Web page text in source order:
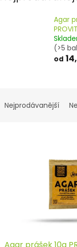
Agar
(>5
od
aNejprodávanější
Agar prášek 10g